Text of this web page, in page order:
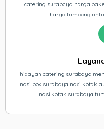
catering surabaya harga
harga tumpeng
hidayah catering surabaya
nasi box surabaya nasi kotak
nasi kotak surabaya